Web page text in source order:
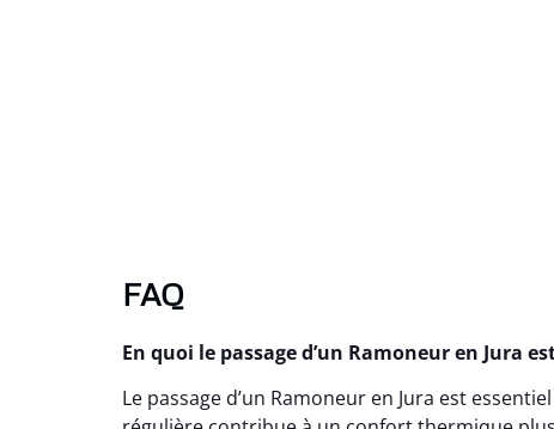
FAQ
En quoi le passage d’un Ramoneur en Jura
Le passage d’un Ramoneur en Jura est